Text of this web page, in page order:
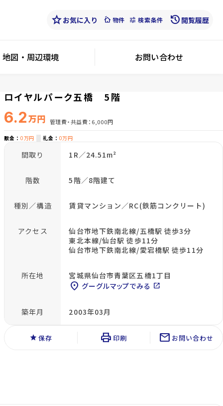
starお気に入り cottage物件 tune 検索条件 history 閲覧履歴
地図・周辺環境 お問い合わせ
ロイヤルパーク五橋 5階
6.2万円 管理費・共益費 6,000円
敷金 0万円 礼金 0万円
間取り 1R／24.51m²
階数 5階／8階建て
種別／構造 賃貸マンション／RC(鉄筋コンクリート)
アクセス
仙台市地下鉄南北線/五橋駅 徒歩3分
東北本線/仙台駅 徒歩11分
仙台市地下鉄南北線/愛宕橋駅 徒歩11分
所在地 宮城県仙台市青葉区五橋1丁目
location_on グーグルマップでみる open_in_new
築年月 2003年03月
star 保存 print 印刷 mail お問い合わせ